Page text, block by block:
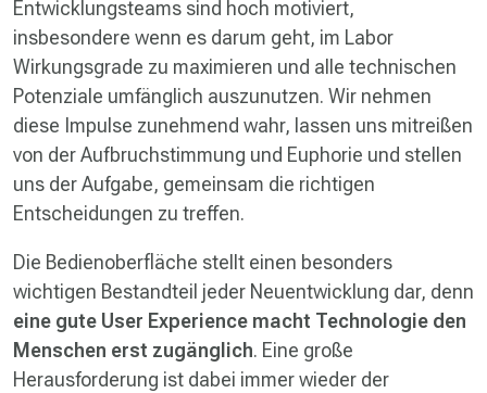
Entwicklungsteams sind hoch motiviert,
insbesondere wenn es darum geht, im Labor
Wirkungsgrade zu maximieren und alle technischen
Potenziale umfänglich auszunutzen. Wir nehmen
diese Impulse zunehmend wahr, lassen uns mitreißen
von der Aufbruchstimmung und Euphorie und stellen
uns der Aufgabe, gemeinsam die richtigen
Entscheidungen zu treffen.
Die Bedienoberfläche stellt einen besonders
wichtigen Bestandteil jeder Neuentwicklung dar, denn
eine gute User Experience macht Technologie den
Menschen erst zugänglich. Eine große
Herausforderung ist dabei immer wieder der